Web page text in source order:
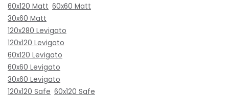
60x120 Matt 60x60 Matt
30x60 Matt
120x280 Levigato
120x120 Levigato
60x120 Levigato
60x60 Levigato
30x60 Levigato
120x120 Safe 60x120 Safe